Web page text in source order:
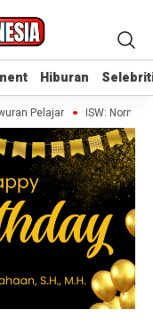
Hiburan
Hiburan
Pelajar ISW: Norman